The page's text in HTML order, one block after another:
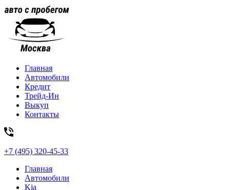
Главная
Автомобили
Кредит
Трейд-Ин
Выкуп
Контакты
+7 (495) 320-45-33
Главная
Автомобили
Kia